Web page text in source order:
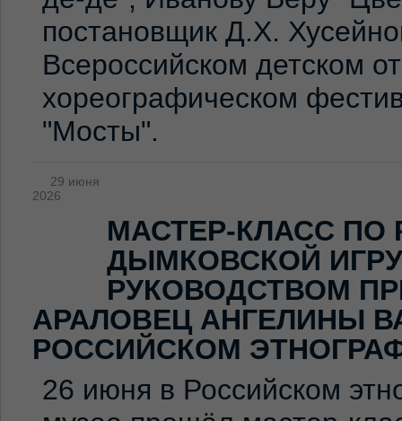
постановщик Д.Х.
Всероссийском детском
хореографическом
"Мосты".
29 июня
2026
МАСТЕР-КЛАСС ПО
ДЫМКОВСКОЙ
РУКОВОДСТВОМ
АРАЛОВЕЦ АНГЕЛИНЫ
РОССИЙСКОМ
26 июня в Российском